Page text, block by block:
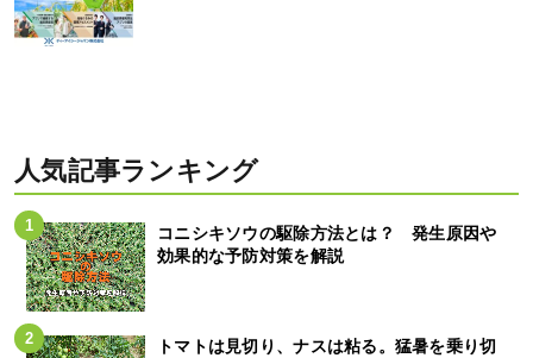
人気記事ランキング
コニシキソウの駆除方法とは？ 発生原因や
効果的な予防対策を解説
トマトは見切り、ナスは粘る。猛暑を乗り切